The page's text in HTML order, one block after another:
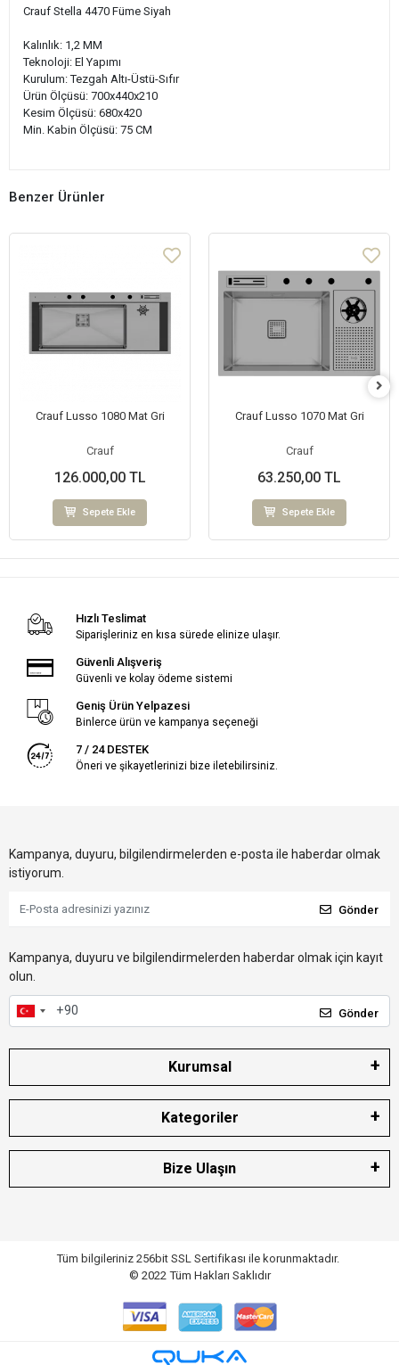
Crauf Stella 4470 Füme Siyah
Kalınlık: 1,2 MM
Teknoloji: El Yapımı
Kurulum: Tezgah Altı-Üstü-Sıfır
Ürün Ölçüsü: 700x440x210
Kesim Ölçüsü: 680x420
Min. Kabin Ölçüsü: 75 CM
Benzer Ürünler
Crauf Lusso 1080 Mat Gri
Crauf
126.000,00 TL
Sepete Ekle
Crauf Lusso 1070 Mat Gri
Crauf
63.250,00 TL
Sepete Ekle
Hızlı Teslimat
Siparişleriniz en kısa sürede elinize ulaşır.
Güvenli Alışveriş
Güvenli ve kolay ödeme sistemi
Geniş Ürün Yelpazesi
Binlerce ürün ve kampanya seçeneği
7 / 24 DESTEK
Öneri ve şikayetlerinizi bize iletebilirsiniz.
Kampanya, duyuru, bilgilendirmelerden e-posta ile haberdar olmak
istiyorum.
Gönder
Kampanya, duyuru ve bilgilendirmelerden haberdar olmak için kayıt
olun.
Gönder
Kurumsal
Kategoriler
Bize Ulaşın
Tüm bilgileriniz 256bit SSL Sertifikası ile korunmaktadır.
© 2022 Tüm Hakları Saklıdır